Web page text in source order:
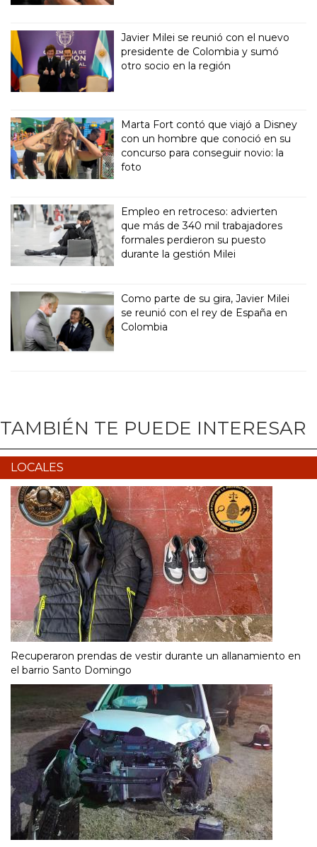
Javier Milei se reunió con el nuevo
presidente de Colombia y sumó
otro socio en la región
Marta Fort contó que viajó a Disney
con un hombre que conoció en su
concurso para conseguir novio: la
foto
Empleo en retroceso: advierten
que más de 340 mil trabajadores
formales perdieron su puesto
durante la gestión Milei
Como parte de su gira, Javier Milei
se reunió con el rey de España en
Colombia
TAMBIÉN TE PUEDE INTERESAR
LOCALES
Recuperaron prendas de vestir durante un allanamiento en
el barrio Santo Domingo